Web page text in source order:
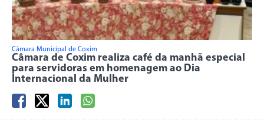
Câmara Municipal de Coxim
Câmara de Coxim realiza café da manhã especial
para servidoras em homenagem ao Dia
Internacional da Mulher